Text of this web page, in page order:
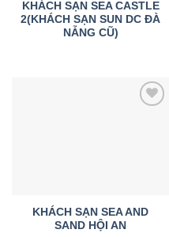
KHÁCH SẠN SEA CASTLE
2(KHÁCH SẠN SUN DC ĐÀ
NẴNG CŨ)
KHÁCH SẠN SEA AND
SAND HỘI AN